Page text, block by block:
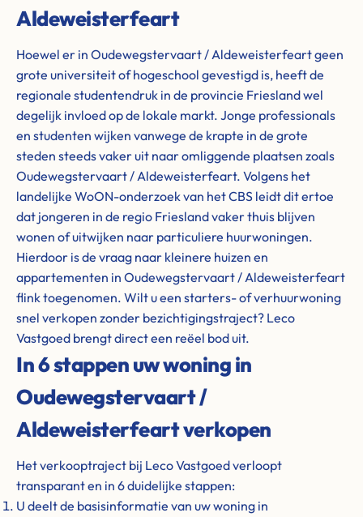
Aldeweisterfeart
Hoewel er in Oudewegstervaart / Aldeweisterfeart geen
grote universiteit of hogeschool gevestigd is, heeft de
regionale studentendruk in de provincie Friesland wel
degelijk invloed op de lokale markt. Jonge professionals
en studenten wijken vanwege de krapte in de grote
steden steeds vaker uit naar omliggende plaatsen zoals
Oudewegstervaart / Aldeweisterfeart. Volgens het
landelijke WoON-onderzoek van het CBS leidt dit ertoe
dat jongeren in de regio Friesland vaker thuis blijven
wonen of uitwijken naar particuliere huurwoningen.
Hierdoor is de vraag naar kleinere huizen en
appartementen in Oudewegstervaart / Aldeweisterfeart
flink toegenomen. Wilt u een starters- of verhuurwoning
snel verkopen zonder bezichtigingstraject? Leco
Vastgoed brengt direct een reëel bod uit.
In 6 stappen uw woning in
Oudewegstervaart /
Aldeweisterfeart verkopen
Het verkooptraject bij Leco Vastgoed verloopt
transparant en in 6 duidelijke stappen:
U deelt de basisinformatie van uw woning in